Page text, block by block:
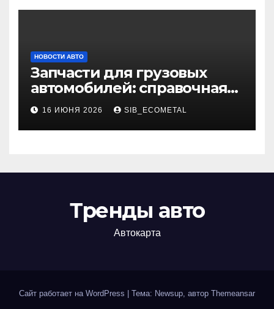
НОВОСТИ АВТО
Запчасти для грузовых
автомобилей: справочная
база по корейским и
японским моделям
16 ИЮНЯ 2026 SIB_ECOMETAL
Тренды авто
Автокарта
Сайт работает на WordPress Тема: Newsup, автор Themeansar